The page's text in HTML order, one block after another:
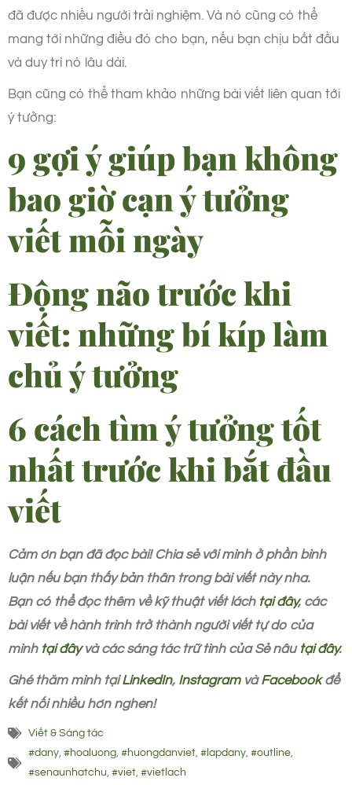
đã được nhiều người trải nghiệm. Và nó cũng có thể
mang tới những điều đó cho bạn, nếu bạn chịu bắt đầu
và duy trì nó lâu dài.
Bạn cũng có thể tham khảo những bài viết liên quan tới
ý tưởng:
9 gợi ý giúp bạn không
bao giờ cạn ý tưởng
viết mỗi ngày
Động não trước khi
viết: những bí kíp làm
chủ ý tưởng
6 cách tìm ý tưởng tốt
nhất trước khi bắt đầu
viết
Cảm ơn bạn đã đọc bài! Chia sẻ với mình ở phần bình
luận nếu bạn thấy bản thân trong bài viết này nha.
Bạn có thể đọc thêm về kỹ thuật viết lách tại đây, các
bài viết về hành trình trở thành người viết tự do của
mình tại đâyvà các sáng tác trữ tình của Sẻ nâu tại đây.
Ghé thăm mình tạiLinkedIn, InstagramvàFacebookđể
kết nối nhiều hơn nghen!
Viết & Sáng tác
#dany, #hoaluong, #huongdanviet, #lapdany, #outline,
#senaunhatchu, #viet, #vietlach